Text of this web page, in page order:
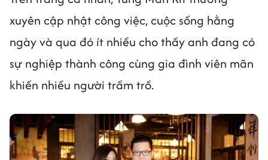
xuyên cập nhật công việc, cuộc sống hằng
ngày và qua đó ít nhiều cho thấy anh đang có
sự nghiệp thành công cùng gia đình viên mãn
khiến nhiều người trầm trồ.